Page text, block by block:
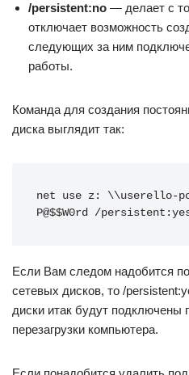
/persistent:no — делает с
отключает возможность
следующих за ним
работы.
Команда для создания
диска выглядит так:
net use z: \\userello-
P@$$W0rd /
Если Вам следом надобится
сетевых дисков, то /
диски итак будут подключены
перезагрузки компьютера.